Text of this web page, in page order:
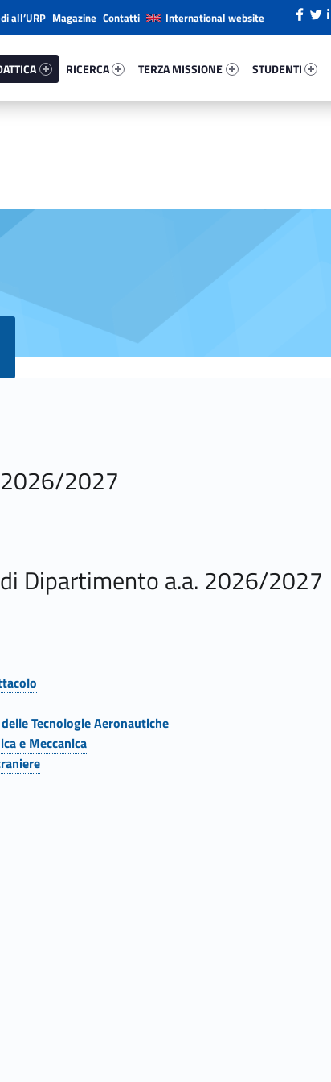
RICERCA
TERZA MISSIONE
STUDENTI
all’URP Magazine Contatti International website
2027
Dipartimento a.a. 2026/2027
Tecnologie Aeronautiche
e Meccanica